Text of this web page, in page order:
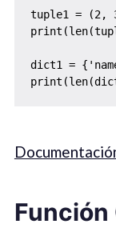
tuple1 = (2,
dict1 =
Función